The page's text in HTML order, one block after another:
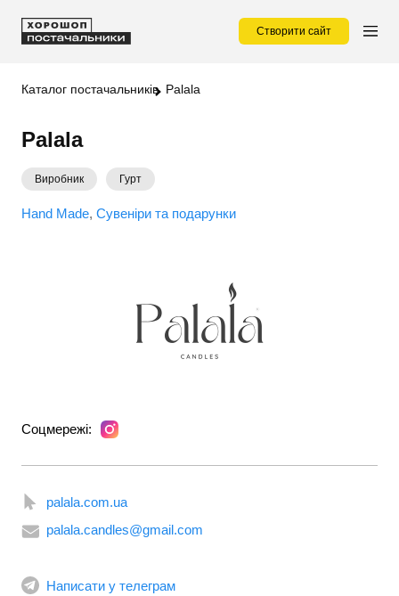
Створити сайт
Каталог постачальників Palala
Palala
Виробник Гурт
Hand Made Сувеніри та подарунки
Соцмережі:
palala.com.ua
palala.candles@gmail.com
Написати у телеграм